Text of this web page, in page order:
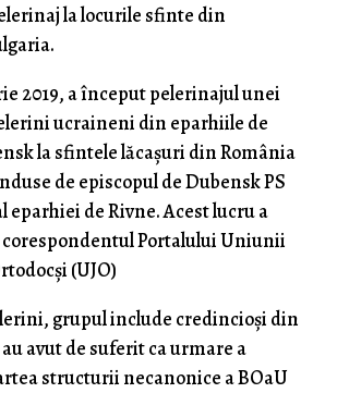
la locurile sfinte din
2019, a început pelerinajul unei
ucraineni din eparhiile de
la sfintele lăcașuri din România
de episcopul de Dubensk PS
eparhiei de Rivne. Acest lucru a
Portalului Uniunii
(UJO)
grupul include credincioși din
avut de suferit ca urmare a
structurii necanonice a BOaU